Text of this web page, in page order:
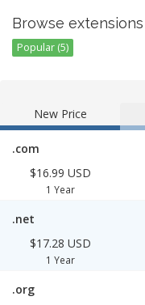
Browse
Popular (5)
New Price
.com
$16.99 USD
1 Year
.net
$17.28 USD
1 Year
.org